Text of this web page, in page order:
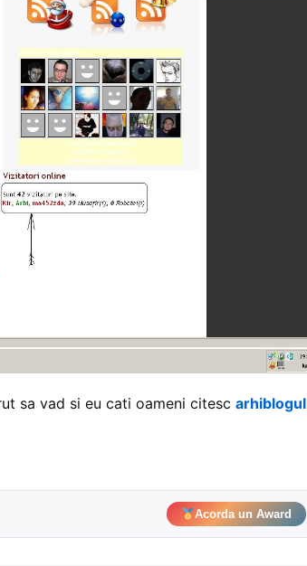
sa vad si eu cati oameni citesc arhiblogul
Acorda un Award